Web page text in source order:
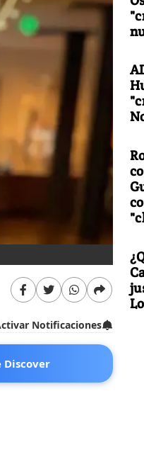
Notificaciones
Discover